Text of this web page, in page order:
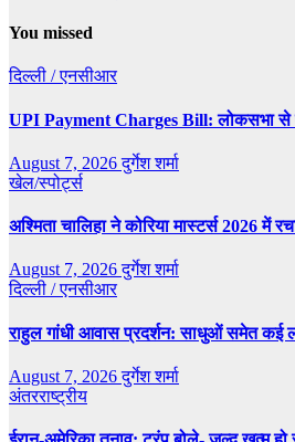
You missed
दिल्ली / एनसीआर
UPI Payment Charges Bill: लोकसभा से
August 7, 2026दुर्गेश शर्मा
खेल/स्पोर्ट्स
अश्मिता चालिहा ने कोरिया मास्टर्स 2026 में
August 7, 2026दुर्गेश शर्मा
दिल्ली / एनसीआर
राहुल गांधी आवास प्रदर्शन: साधुओं समेत कई
August 7, 2026दुर्गेश शर्मा
अंतरराष्ट्रीय